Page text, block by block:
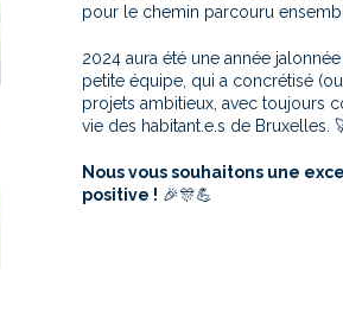
pour le chemin parcouru
2024 aura été une année
petite équipe, qui a concrétisé
projets ambitieux, avec toujours
vie des habitant.e.s de Bruxelles.
Nous vous souhaitons une
positive ! 🎉🎊💪